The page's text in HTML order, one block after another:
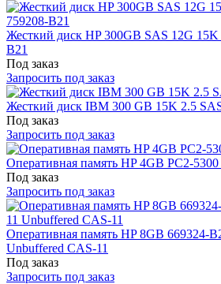
Жесткий диск HP 300GB SAS 12G
B21
Под заказ
Запросить под заказ
Жесткий диск IBM 300 GB 15K 2.5
Под заказ
Запросить под заказ
Оперативная память HP 4GB PC2-
Под заказ
Запросить под заказ
Оперативная память HP 8GB 669324-
Unbuffered CAS-11
Под заказ
Запросить под заказ